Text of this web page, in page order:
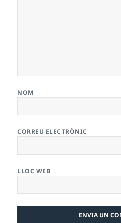
NOM
CORREU ELECTRÒNIC
LLOC WEB